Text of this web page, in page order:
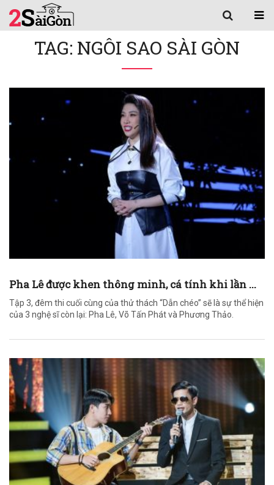
TAG: NGÔI SAO SÀI GÒN
Pha Lê được khen thông minh, cá tính khi lần ...
Tập 3, đêm thi cuối cùng của thử thách “Dẫn chéo” sẽ là sự thể hiện
của 3 nghệ sĩ còn lại: Pha Lê, Võ Tấn Phát và Phương Thảo.